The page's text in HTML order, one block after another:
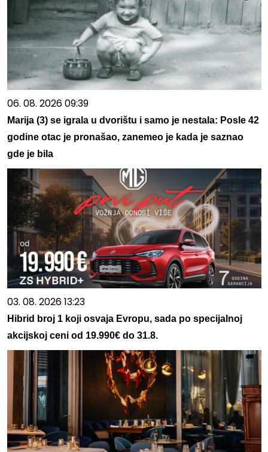
06. 08. 2026 09:39
Marija (3) se igrala u dvorištu i samo je nestala: Posle 42
godine otac je pronašao, zanemeo je kada je saznao
gde je bila
03. 08. 2026 13:23
Hibrid broj 1 koji osvaja Evropu, sada po specijalnoj
akcijskoj ceni od 19.990€ do 31.8.